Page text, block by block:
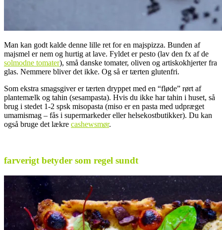
Man kan godt kalde denne lille ret for en majspizza. Bunden af
majsmel er nem og hurtig at lave. Fyldet er pesto (lav den fx af de
solmodne tomater), små danske tomater, oliven og artiskokhjerter fra
glas. Nemmere bliver det ikke. Og så er tærten glutenfri.
Som ekstra smagsgiver er tærten dryppet med en “fløde” rørt af
plantemælk og tahin (sesampasta). Hvis du ikke har tahin i huset, så
brug i stedet 1-2 spsk misopasta (miso er en pasta med udpræget
umamismag – fås i supermarkeder eller helsekostbutikker). Du kan
også bruge det lækre cashewsmør.
farverigt betyder som regel sundt